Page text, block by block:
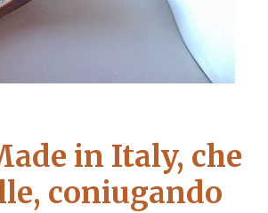
in Italy, che
, coniugando